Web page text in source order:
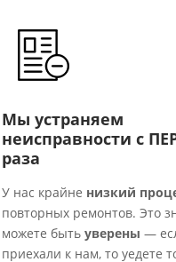
Мы устраняем
неисправности с
раза​
У нас крайне низкий
повторных ремонтов. Это
можете быть уверены —
приехали к нам, то уедете